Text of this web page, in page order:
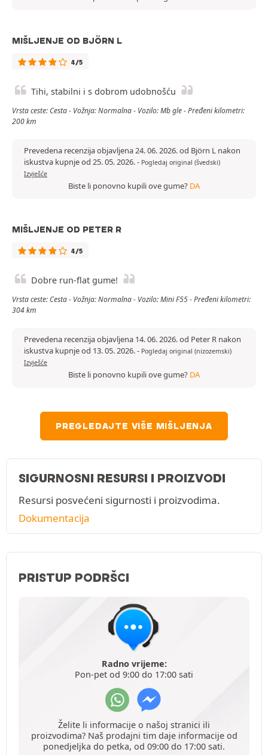
MIŠLJENJE OD BJÖRN L
4/5
Tihi, stabilni i s dobrom udobnošću
Vrsta ceste: Cesta - Vožnja: Normalna - Vozilo: Mb gle - Pređeni kilometri:
200 km
Prevedena recenzija objavljena 24. 06. 2026. od Björn L nakon
iskustva kupnje od 25. 05. 2026.- Pogledaj original (švedski)
Izvješće
Biste li ponovno kupili ove gume? DA
MIŠLJENJE OD PETER R
4/5
Dobre run-flat gume!
Vrsta ceste: Cesta - Vožnja: Normalna - Vozilo: Mini F55 - Pređeni kilometri:
304 km
Prevedena recenzija objavljena 14. 06. 2026. od Peter R nakon
iskustva kupnje od 13. 05. 2026.- Pogledaj original (nizozemski)
Izvješće
Biste li ponovno kupili ove gume? DA
PREGLEDAJTE VIŠE MIŠLJENJA
SIGURNOSNI RESURSI I PROIZVODI
Resursi posvećeni sigurnosti i proizvodima.
Dokumentacija
PRISTUP PODRŠCI
Radno vrijeme:
Pon-pet od 9:00 do 17:00 sati
Želite li informacije o našoj stranici ili
proizvodima? Naš prodajni tim daje informacije od
ponedjeljka do petka, od 09:00 do 17:00 sati.